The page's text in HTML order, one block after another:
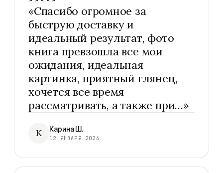
«Спасибо огромное за
быструю доставку и
идеальный результат, фото
книга превзошла все мои
ожидания, идеальная
картинка, приятный глянец,
хочется все время
рассматривать, а также при…»
К Карина Ш.
12 ЯНВАРЯ 2026